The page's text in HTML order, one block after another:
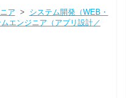
ア > システム開発（WEB・
エンジニア（アプリ設計／